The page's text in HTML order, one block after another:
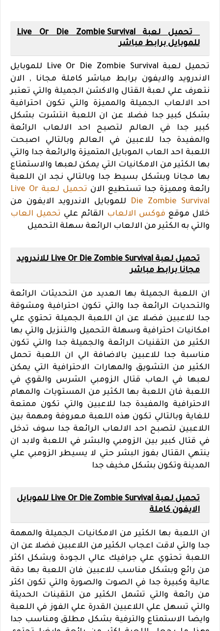
تحميل لعبة Live Or Die Zombie Survival
للموبايل برابط مباشر
تحميل لعبة Live Or Die Zombie Survival للموبايل
الاندرويد والايفون برابط مباشر كاملة مجانا , الان
نتعرف علي لعبة القتال والاكشن الجميلة والتي تعتبر
احد الالعاب الجميلة والمميزة والتي تكون احترافية
بشكل كبير جدا فضلا عن ان اللعبة انتشرت بشكل
كبير جدا في العالم لتصبح احد الالعاب الرائعة
والمفيدة جدا للاعبين في العالم وبالتالي اصبحت
اللعبة احد العاب الموبايل المتميزة والرائعة جدا والتي
بها الكثير من الامكانيات التي يمكن لعبها والاستمتاع
بها مجانا وبشكل بسيط جدا وبالتالي نجد ان اللعبة
رائعة ومميزة جدا تستطيع الان
تحميل لعبة Live Or
Die Zombie Survival
للموبايل الاندرويد الايفون من
خلال موقع فوكس الالعاب القائم علي تحميل العاب
والتي به الكثير من الالعاب الرائعة سهلة التحميل
تحميل لعبة Live Or Die Zombie Survival للاندرويد
مجانا برابط مباشر
ان اللعبة الجميلة بها العديد من التحديثات الرائعة
والتحديات الرائعة جدا والتي تكون احترافية ومشوقة
جدا للاعبين فضلا عن ان اللعبة الجميلة تحتوي علي
امكانيات احترافية وسهلة التحميل والتنزيل والتي بها
الكثير من التقنيات الرائعة والجميلة جدا والتي تكون
مناسبة جدا للاعبين بالاضافة الي ان اللعبة تحمل
الكثير من التشويق والمهارات الاحترافية التي يمكن
لعبها في العاب قتال الزومبي الشرس والقوي في
اللعبة فان اللعبة بها الكثير من المستويات والمهام
الاحترافية والمفيدة جدا للاعبين والتي تكون ممتعة
للغاية وبالتالي تكون هذه اللعبة معروفة ومهمة بين
اللاعبين لتصبح احد الالعاب الرائعة جدا سوف تدخل
في قتال كبير بين الزومبي والبشر في اللعبة ولابد ان
ينتهي القتال بفوز البشر حتي لا يسيطر الزومبي علي
المدينة وتكون بشكل مخيف جدا
تحميل لعبة Live Or Die Zombie Survival للموبايل
الايفون كاملة
ان اللعبة بها الكثير من الامكانيات الجميلة والمهمة
جدا والتي لاقت اعجاب الكثير من اللاعبين فضلا عن ان
اللعبة تحتوي علي جرافيك عالي الجودة وبشكل اكثر
من رائع وبشكل مناسب للاعبين فان اللعبة بها دقة
عالية وكبيرة جدا في الصوت والصورة والتي تكون اكثر
من رائعة والتي تشمل الكثير من التقينات الحديثة
والتي تسهل علي اللاعبين القدرة علي الفوز في اللعبة
وايضا الاستمتاع والترفية بشكل مطلق ومناسب جدا